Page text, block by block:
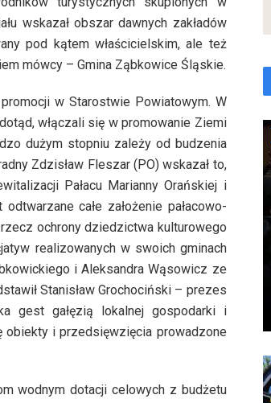
wskazał obszar dawnych zakładów
pod kątem właścicielskim, ale też
mówcy – Gmina Ząbkowice Śląskie.
w Starostwie Powiatowym. W
włączali się w promowanie Ziemi
dużym stopniu zależy od budzenia
Zdzisław Fleszar (PO) wskazał to,
Pałacu Marianny Orańskiej i
całe założenie pałacowo-
ochrony dziedzictwa kulturowego
realizowanych w swoich gminach
i Aleksandra Wąsowicz ze
Stanisław Grochociński – prezes
gest gałęzią lokalnej gospodarki i
obiekty i przedsięwzięcia prowadzone
wodnym dotacji celowych z budżetu